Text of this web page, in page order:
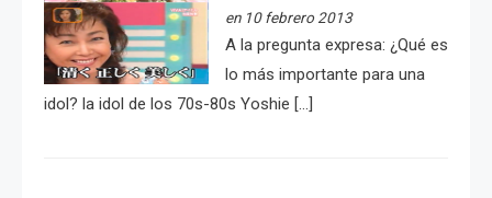
en 10 febrero 2013
A la pregunta expresa: ¿Qué es
lo más importante para una
idol? la idol de los 70s-80s Yoshie […]